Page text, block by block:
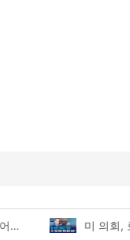
미 의회, 로저스 소환에 대한 긴급한 증언 요청